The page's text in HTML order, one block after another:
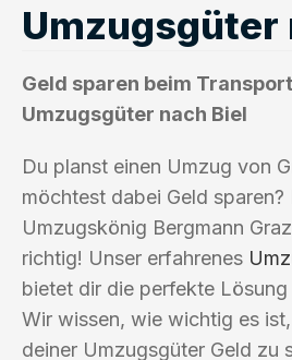
Umzugsgüter
Geld sparen beim
Umzugsgüter nach Biel
Du planst einen Umzug von
möchtest dabei Geld
Umzugskönig Bergmann
richtig! Unser erfahrenes
bietet dir die perfekte
Wir wissen, wie wichtig es
deiner Umzugsgüter Geld zu